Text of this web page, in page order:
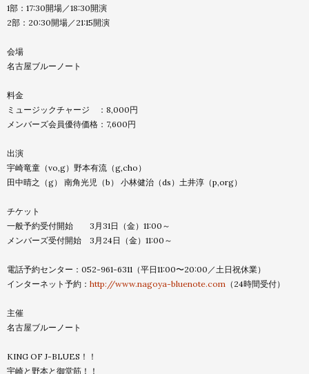
1部：17:30開場／18:30開演
2部：20:30開場／21:15開演
会場
名古屋ブルーノート
料金
ミュージックチャージ ：8,000円
メンバーズ会員優待価格：7,600円
出演
宇崎竜童（vo,g）野本有流（g,cho）
田中晴之（g） 南角光児（b） 小林健治（ds）土井淳（p,org）
チケット
一般予約受付開始 3月31日（金）11:00～
メンバーズ受付開始 3月24日（金）11:00～
電話予約センター：052-961-6311（平日11:00〜20:00／土日祝休業）
インターネット予約： http://www.nagoya-bluenote.com （24時間受付）
主催
名古屋ブルーノート
KING OF J-BLUES！！
宇崎と野本と御堂筋！！